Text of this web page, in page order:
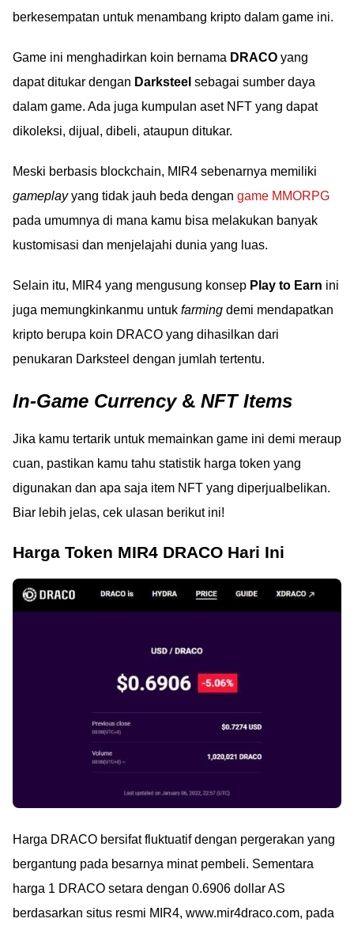
berkesempatan untuk menambang kripto dalam game ini.
Game ini menghadirkan koin bernama DRACO yang
dapat ditukar dengan Darksteel sebagai sumber daya
dalam game. Ada juga kumpulan aset NFT yang dapat
dikoleksi, dijual, dibeli, ataupun ditukar.
Meski berbasis blockchain, MIR4 sebenarnya memiliki
gameplayyang tidak jauh beda dengan game MMORPG
pada umumnya di mana kamu bisa melakukan banyak
kustomisasi dan menjelajahi dunia yang luas.
Selain itu, MIR4 yang mengusung konsep Play to Earn ini
juga memungkinkanmu untuk farming demi mendapatkan
kripto berupa koin DRACO yang dihasilkan dari
penukaran Darksteel dengan jumlah tertentu.
In-Game Currency& NFT Items
Jika kamu tertarik untuk memainkan game ini demi meraup
cuan, pastikan kamu tahu statistik harga token yang
digunakan dan apa saja item NFT yang diperjualbelikan.
Biar lebih jelas, cek ulasan berikut ini!
Harga Token MIR4 DRACO Hari Ini
Harga DRACO bersifat fluktuatif dengan pergerakan yang
bergantung pada besarnya minat pembeli. Sementara
harga 1 DRACO setara dengan 0.6906 dollar AS
berdasarkan situs resmi MIR4, www.mir4draco.com, pada